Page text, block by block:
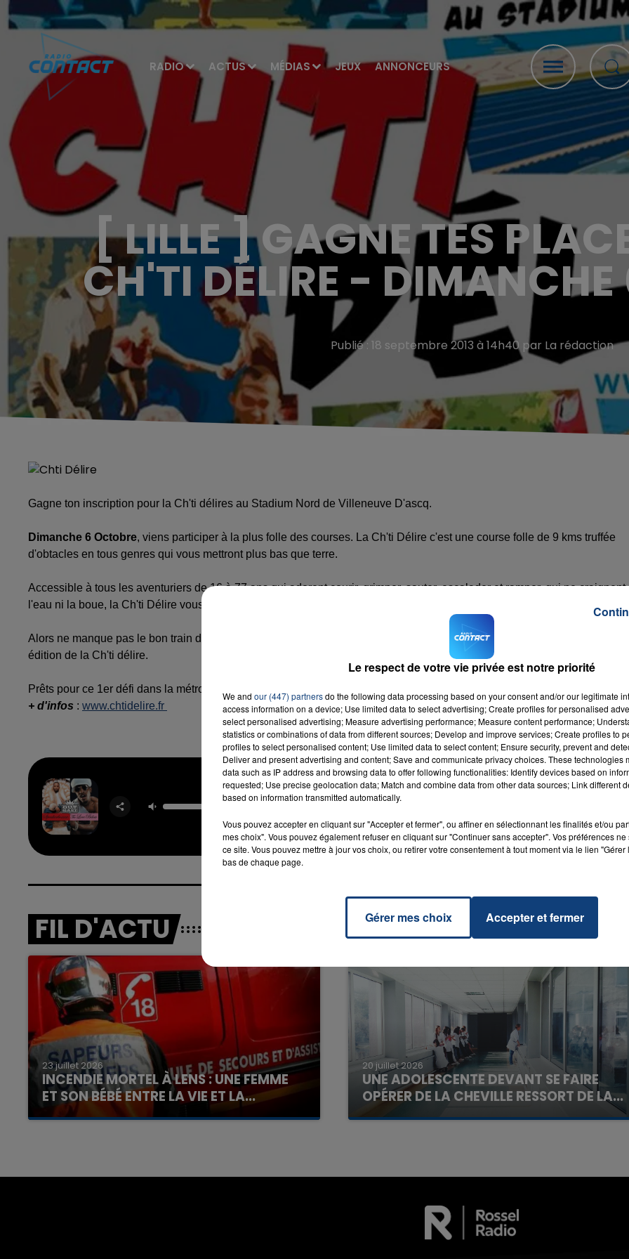
RADIO ACTUS MÉDIAS JEUX ANNONCEURS
[ LILLE ] GAGNE TES
CH'TI DÉLIRE - DIMANCHE
Publié : 18 septembre 2013 à 14h40 par La rédaction
Gagne ton inscription pour la Ch'ti délires au Stadium Nord de Villeneuve D'ascq.
Dimanche 6 Octobre, viens participer à la plus folle des courses. La Ch'ti Délire c'est une course folle de 9 kms truffée
d'obtacles en tous genres qui vous mettront plus bas que terre.
Accessible à tous les aventuriers de 16 à 77 ans qui adorent courir, grimper, sauter, escalader et ramper, qui ne craignent
l'eau ni la boue, la Ch'ti Délire vous attend et vous lance le pari de venir la défier !!
Alors ne manque pas le bon train de tente de gagner dès aujourd'hui ton inscription pour être de la fête lors de la première
édition de la Ch'ti délire.
Prêts pour ce 1er défi dans la métropole Lilloise ?
+ d'infos : www.chtidelire.fr
Hey Ya! RADIO CONTACT
FIL D'ACTU
23 juillet 2026
INCENDIE MORTEL À LENS : UNE FEMME
ET SON BÉBÉ ENTRE LA VIE ET LA...
Un homme s'est immolé par le feu après avoir
20 juillet 2026
UNE ADOLESCENTE DEVANT SE FAIRE
OPÉRER DE LA CHEVILLE RESSORT DE LA...
La famille a porté plainte contre la clinique qui a
7h00 - 11h00
La Team de l'été
Le respect de votre vie privée est notre priorité
We and our (447) partnersdo the following data processing based on your consent and/or our legitimate
access information on a device; Use limited data to select advertising; Create profiles for personalised
select personalised advertising; Measure advertising performance; Measure content performance;
statistics or combinations of data from different sources; Develop and improve services; Create profiles to
profiles to select personalised content; Use limited data to select content; Ensure security, prevent and
Deliver and present advertising and content; Save and communicate privacy choices. These technologies
data such as IP address and browsing data to offer following functionalities: Identify devices based on
requested; Use precise geolocation data; Match and combine data from other data sources; Link different
based on information transmitted automatically.
Vous pouvez accepter en cliquant sur "Accepter et fermer", ou affiner en sélectionnant les finalités et/ou
mes choix". Vous pouvez également refuser en cliquant sur "Continuer sans accepter". Vos préférences
ce site. Vous pouvez mettre à jour vos choix, ou retirer votre consentement à tout moment via le lien
bas de chaque page.
Gérer mes choix Accepter et fermer